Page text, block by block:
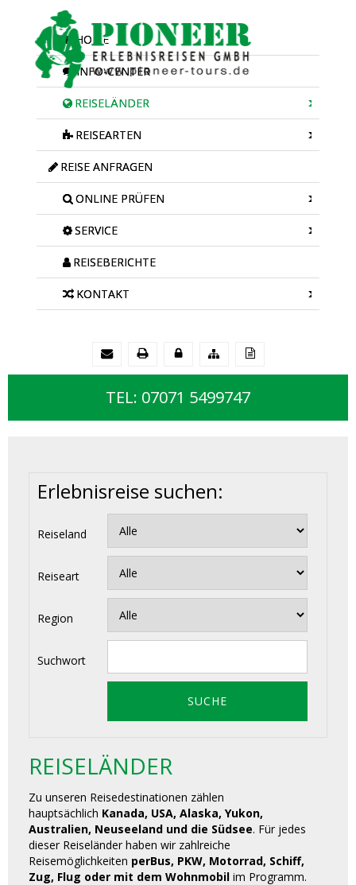
HOME
INFO-CENTER
REISELÄNDER
REISEARTEN
REISE ANFRAGEN
ONLINE PRÜFEN
SERVICE
REISEBERICHTE
KONTAKT
TEL: 07071 5499747
Erlebnisreise suchen:
Reiseland
Reiseart
Region
Suchwort
REISELÄNDER
Zu unseren Reisedestinationen zählen
hauptsächlich Kanada, USA, Alaska, Yukon,
Australien, Neuseeland und die Südsee. Für jedes
dieser Reiseländer haben wir zahlreiche
Reisemöglichkeiten perBus, PKW, Motorrad, Schiff,
Zug, Flug oder mit dem Wohnmobil im Programm.